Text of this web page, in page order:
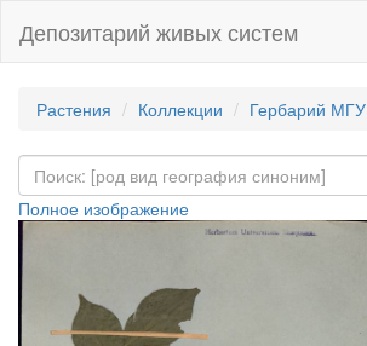
Депозитарий живых систем
Растения Коллекции Гербарий МГУ
Полное изображение